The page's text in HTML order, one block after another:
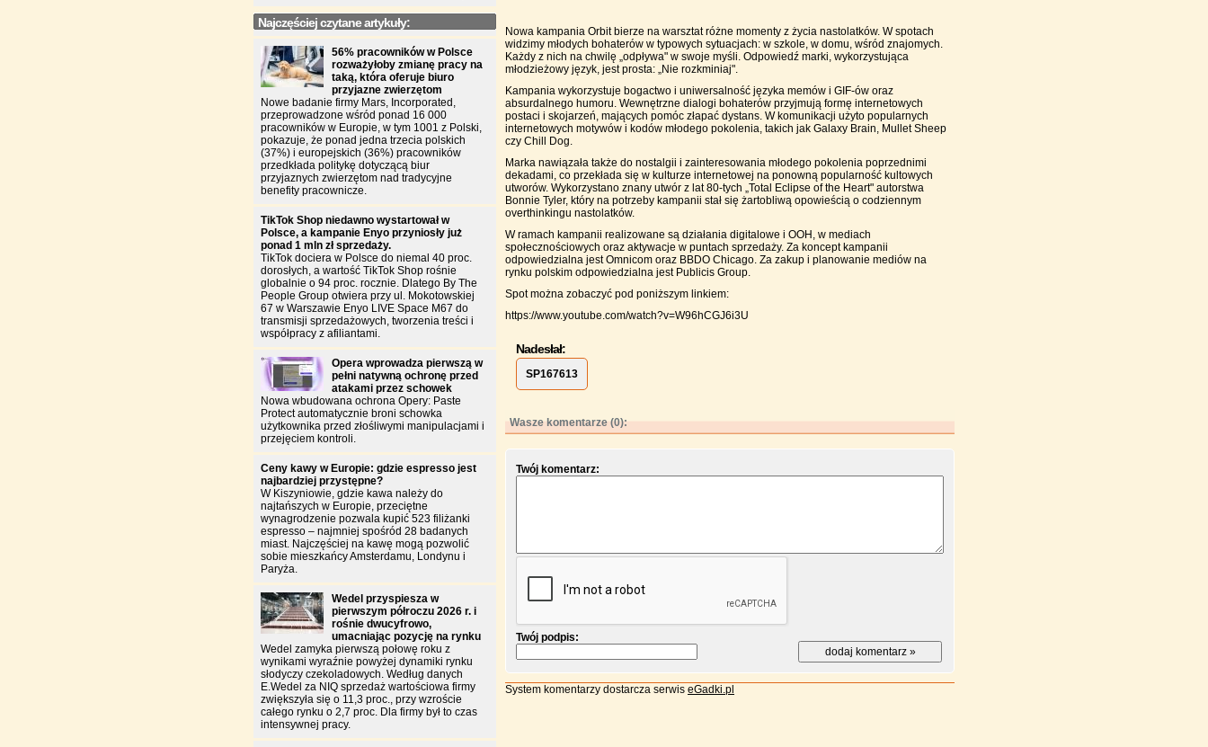
Nowa kampania Orbit bierze na warsztat różne momenty z życia nastolatków. W spotach
widzimy młodych bohaterów w typowych sytuacjach: w szkole, w domu, wśród znajomych.
Każdy z nich na chwilę „odpływa" w swoje myśli. Odpowiedź marki, wykorzystująca
młodzieżowy język, jest prosta: „Nie rozkminiaj".
Kampania wykorzystuje bogactwo i uniwersalność języka memów i GIF-ów oraz
absurdalnego humoru. Wewnętrzne dialogi bohaterów przyjmują formę internetowych
postaci i skojarzeń, mających pomóc złapać dystans. W komunikacji użyto popularnych
internetowych motywów i kodów młodego pokolenia, takich jak Galaxy Brain, Mullet Sheep
czy Chill Dog.
Marka nawiązała także do nostalgii i zainteresowania młodego pokolenia poprzednimi
dekadami, co przekłada się w kulturze internetowej na ponowną popularność kultowych
utworów. Wykorzystano znany utwór z lat 80-tych „Total Eclipse of the Heart" autorstwa
Bonnie Tyler, który na potrzeby kampanii stał się żartobliwą opowieścią o codziennym
overthinkingu nastolatków.
W ramach kampanii realizowane są działania digitalowe i OOH, w mediach
społecznościowych oraz aktywacje w puntach sprzedaży. Za koncept kampanii
odpowiedzialna jest Omnicom oraz BBDO Chicago. Za zakup i planowanie mediów na
rynku polskim odpowiedzialna jest Publicis Group.
Spot można zobaczyć pod poniższym linkiem:
https://www.youtube.com/watch?v=W96hCGJ6i3U
Nadesłał:
SP167613
Wasze komentarze (0):
Twój komentarz:
Twój podpis:
System komentarzy dostarcza serwis eGadki.pl
Najczęściej czytane artykuły:
56% pracowników w Polsce
rozważyłoby zmianę pracy na
taką, która oferuje biuro
przyjazne zwierzętom
Nowe badanie firmy Mars, Incorporated,
przeprowadzone wśród ponad 16 000
pracowników w Europie, w tym 1001 z Polski,
pokazuje, że ponad jedna trzecia polskich
(37%) i europejskich (36%) pracowników
przedkłada politykę dotyczącą biur
przyjaznych zwierzętom nad tradycyjne
benefity pracownicze.
TikTok Shop niedawno wystartował w
Polsce, a kampanie Enyo przyniosły już
ponad 1 mln zł sprzedaży.
TikTok dociera w Polsce do niemal 40 proc.
dorosłych, a wartość TikTok Shop rośnie
globalnie o 94 proc. rocznie. Dlatego By The
People Group otwiera przy ul. Mokotowskiej
67 w Warszawie Enyo LIVE Space M67 do
transmisji sprzedażowych, tworzenia treści i
współpracy z afiliantami.
Opera wprowadza pierwszą w
pełni natywną ochronę przed
atakami przez schowek
Nowa wbudowana ochrona Opery: Paste
Protect automatycznie broni schowka
użytkownika przed złośliwymi manipulacjami i
przejęciem kontroli.
Ceny kawy w Europie: gdzie espresso jest
najbardziej przystępne?
W Kiszyniowie, gdzie kawa należy do
najtańszych w Europie, przeciętne
wynagrodzenie pozwala kupić 523 filiżanki
espresso – najmniej spośród 28 badanych
miast. Najczęściej na kawę mogą pozwolić
sobie mieszkańcy Amsterdamu, Londynu i
Paryża.
Wedel przyspiesza w
pierwszym półroczu 2026 r. i
rośnie dwucyfrowo,
umacniając pozycję na rynku
Wedel zamyka pierwszą połowę roku z
wynikami wyraźnie powyżej dynamiki rynku
słodyczy czekoladowych. Według danych
E.Wedel za NIQ sprzedaż wartościowa firmy
zwiększyła się o 11,3 proc., przy wzroście
całego rynku o 2,7 proc. Dla firmy był to czas
intensywnej pracy.